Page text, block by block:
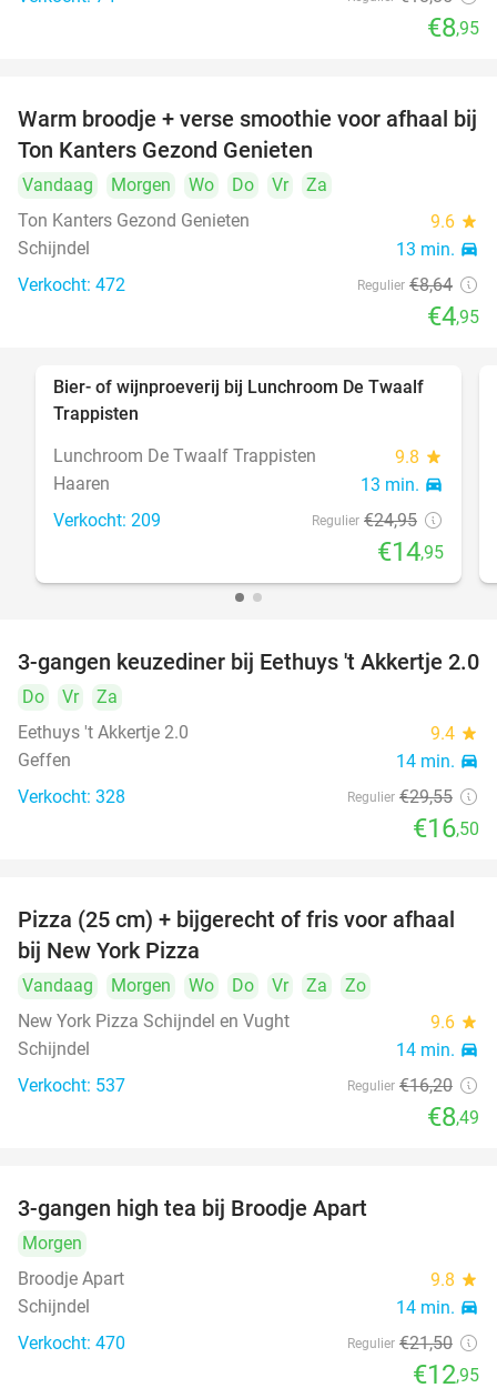
€8,95
43%
Warm broodje + verse smoothie voor afhaal bij
Ton Kanters Gezond Genieten
Vandaag Morgen Wo Do Vr
Za
Ton Kanters Gezond Genieten
9.6 star
Schijndel 13 min. directions_car
Verkocht: 472 Regulier €8,64
€4,95
40%
Bier- of wijnproeverij bij Lunchroom De Twaalf
Trappisten
Lunchroom De Twaalf Trappisten
9.8 star
Haaren 13 min. directions_car
Verkocht: 209 Regulier €24,95
€14,95
44%
3-gangen keuzediner bij Eethuys 't Akkertje 2.0
Do Vr
Za
Eethuys 't Akkertje 2.0
9.4 star
Geffen 14 min. directions_car
Verkocht: 328 Regulier €29,55
€16,50
48%
Pizza (25 cm) + bijgerecht of fris voor afhaal
bij New York Pizza
Vandaag Morgen Wo Do Vr Za
Zo
New York Pizza Schijndel en Vught
9.6 star
Schijndel 14 min. directions_car
Verkocht: 537 Regulier €16,20
€8,49
3-gangen high tea bij Broodje Apart
Morgen
Broodje Apart
9.8 star
Schijndel 14 min. directions_car
Verkocht: 470 Regulier €21,50
€12,95